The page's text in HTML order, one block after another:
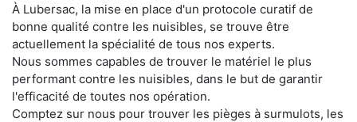
À Lubersac, la mise en place d'un protocole curatif de
bonne qualité contre les nuisibles, se trouve être
actuellement la spécialité de tous nos experts.
Nous sommes capables de trouver le matériel le plus
performant contre les nuisibles, dans le but de garantir
l'efficacité de toutes nos opération.
Comptez sur nous pour trouver les pièges à surmulots, les